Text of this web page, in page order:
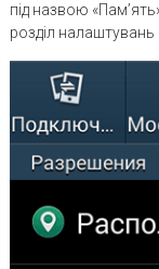
під назвою
розділ налаштувань